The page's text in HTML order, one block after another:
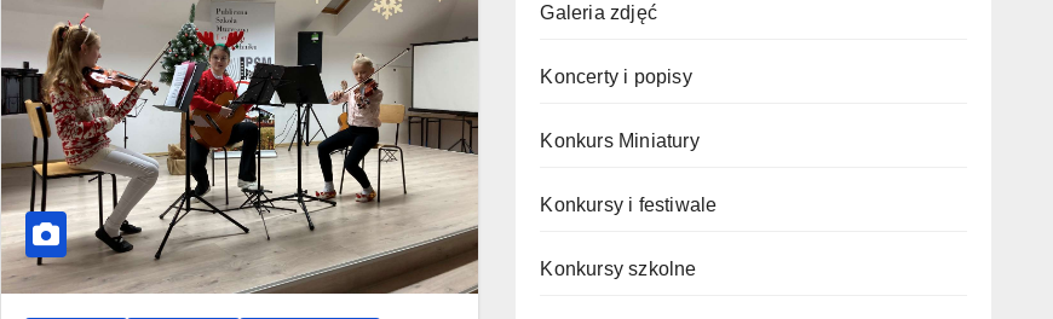
Galeria zdjęć
Koncerty i popisy
Konkurs Miniatury
Konkursy i festiwale
Konkursy szkolne